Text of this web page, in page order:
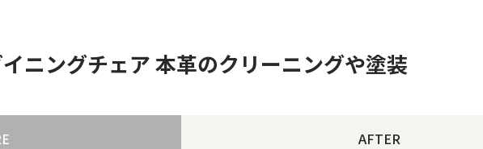
ニングチェア 本革のクリーニングや塗装
AFTER